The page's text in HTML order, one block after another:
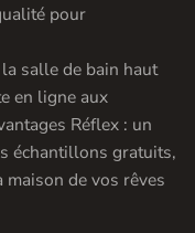
pour
salle de bain haut
en ligne aux
Réflex : un
échantillons gratuits,
de vos rêves